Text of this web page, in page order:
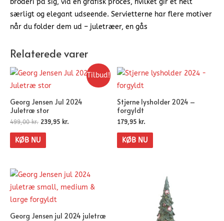
broderi på sig, via en grafisk proces, hvilket gir et helt
særligt og elegant udseende. Servietterne har flere motiver
når du folder dem ud – juletræer, en gås
Relaterede varer
Tilbud!
Georg Jensen Jul 2024
Juletræ stor
499,00kr. 239,95 kr.
KØB NU
Stjerne lysholder 2024 –
forgyldt
179,95 kr.
KØB NU
Georg Jensen jul 2024 juletræ